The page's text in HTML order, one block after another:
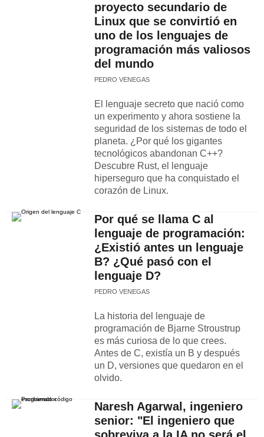
proyecto secundario de
Linux que se convirtió en
uno de los lenguajes de
programación más valiosos
del mundo
PEDRO VENEGAS
El lenguaje secreto que nació como
un experimento y ahora sostiene la
seguridad de los sistemas de todo el
planeta. ¿Por qué los gigantes
tecnológicos abandonan C++?
Descubre Rust, el lenguaje
hiperseguro que ha conquistado el
corazón de Linux.
Por qué se llama C al
lenguaje de programación:
¿Existió antes un lenguaje
B? ¿Qué pasó con el
lenguaje D?
PEDRO VENEGAS
La historia del lenguaje de
programación de Bjarne Stroustrup
es más curiosa de lo que crees.
Antes de C, existía un B y después
un D, versiones que quedaron en el
olvido.
Naresh Agarwal, ingeniero
senior: "El ingeniero que